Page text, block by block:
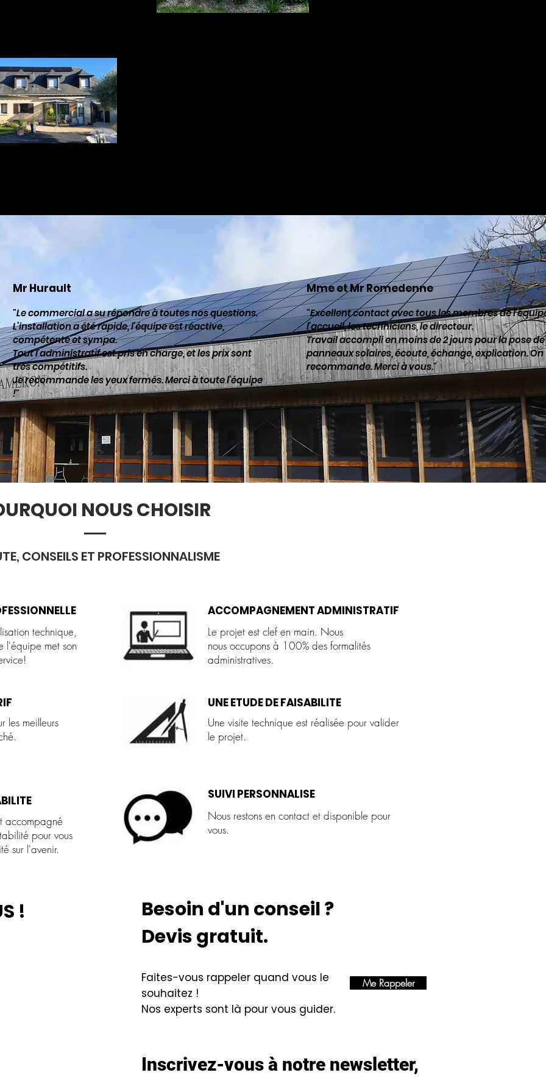
"Le commercial a su répondre à toutes nos questions.
L’installation a été rapide, l’équipe est réactive,
compétente et sympa.
Tout l’administratif est pris en charge, et les prix sont
très compétitifs.
Je recommande les yeux fermés. Merci à toute l’équipe
!"
Mr Hurault
"Excellent contact avec tous les membres de
l’accueil, les techniciens, le directeur.
Travail accompli en moins de 2 jours pour la pose de
panneaux solaires, écoute, échange, explication. On
recommande. Merci à vous."
Mme et Mr Romedenne
NOUS CHOISIR
CONSEILS ET PROFESSIONNALISME
technique,
l'équipe met son
les meilleurs
accompagné
pour vous
sur l'avenir.
ACCOMPAGNEMENT ADMINISTRATIF
Le projet est clef en main. Nous
nous occupons à 100% des formalités
administratives.
UNE ETUDE DE FAISABILITE
Une visite technique est réalisée pour valider
le projet.
SUIVI PERSONNALISE
Nous restons en contact et disponible pour
vous.
!
Besoin d'un conseil ?
Devis gratuit.
Faites-vous rappeler quand vous le
souhaitez !
Nos experts sont là pour vous guider.
Me Rappeler
Inscrivez-vous à notre newsletter,